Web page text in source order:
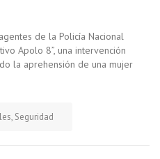
de la Policía Nacional
Apolo 8”, una intervención
la aprehensión de una mujer
, Seguridad